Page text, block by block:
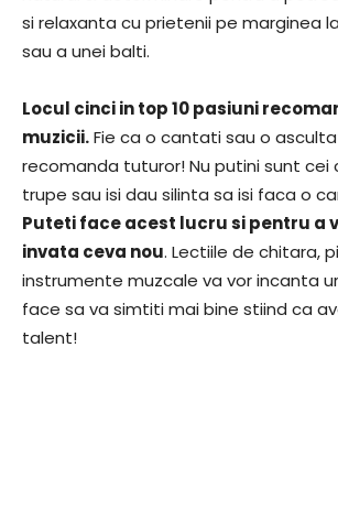
si relaxanta cu prietenii pe marginea
sau a unei balti.
Locul cinci in top 10 pasiuni
muzicii.Fie ca o cantati sau o
recomanda tuturor! Nu putini sunt cei
trupe sau isi dau silinta sa isi faca o
Puteti face acest lucru si pentru a
invata ceva nou. Lectiile de chitara,
instrumente muzcale va vor incanta
face sa va simtiti mai bine stiind ca
talent!